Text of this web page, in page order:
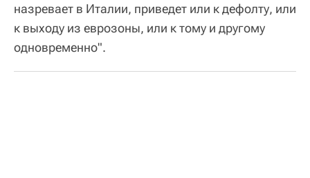
назревает в Италии, приведет или к дефолту, или
к выходу из еврозоны, или к тому и другому
одновременно".